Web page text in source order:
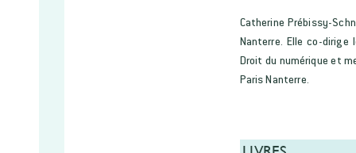
Catherine Prébissy-
Nanterre. Elle co-dirige
Droit du numérique et
Paris Nanterre.